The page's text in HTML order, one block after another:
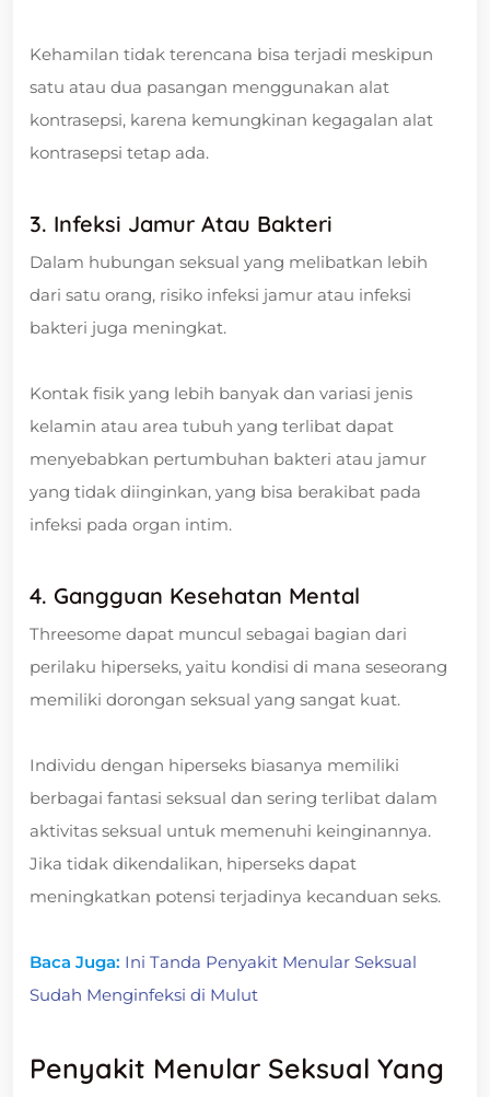
Kehamilan tidak terencana bisa terjadi meskipun
satu atau dua pasangan menggunakan alat
kontrasepsi, karena kemungkinan kegagalan alat
kontrasepsi tetap ada.
3. Infeksi Jamur Atau Bakteri
Dalam hubungan seksual yang melibatkan lebih
dari satu orang, risiko infeksi jamur atau infeksi
bakteri juga meningkat.
Kontak fisik yang lebih banyak dan variasi jenis
kelamin atau area tubuh yang terlibat dapat
menyebabkan pertumbuhan bakteri atau jamur
yang tidak diinginkan, yang bisa berakibat pada
infeksi pada organ intim.
4. Gangguan Kesehatan Mental
Threesome dapat muncul sebagai bagian dari
perilaku hiperseks, yaitu kondisi di mana seseorang
memiliki dorongan seksual yang sangat kuat.
Individu dengan hiperseks biasanya memiliki
berbagai fantasi seksual dan sering terlibat dalam
aktivitas seksual untuk memenuhi keinginannya.
Jika tidak dikendalikan, hiperseks dapat
meningkatkan potensi terjadinya kecanduan seks.
Baca Juga: Ini Tanda Penyakit Menular Seksual
Sudah Menginfeksi di Mulut
Penyakit Menular Seksual Yang